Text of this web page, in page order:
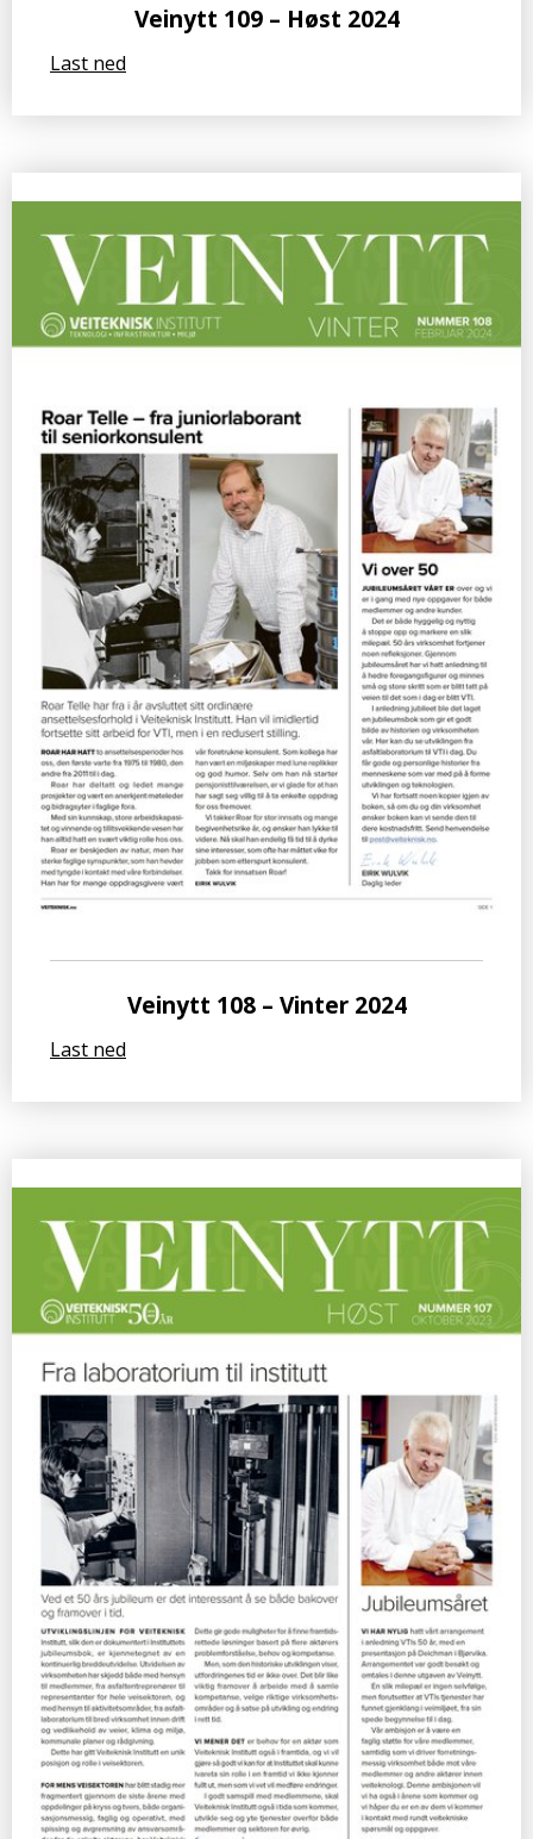
Veinytt 109 – Høst 2024
Last ned
Veinytt 108 – Vinter 2024
Last ned